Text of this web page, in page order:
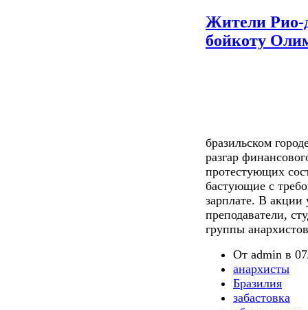
Жители Рио-
бойкоту
бразильском
разгар
протестующих
бастующие с
зарплате. В акции
преподаватели,
группы
От admin в
анархисты
Бразилия
забастовка